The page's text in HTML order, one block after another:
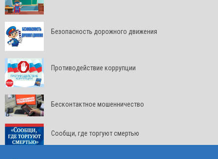
Безопасность дорожного движения
Противодействие коррупции
Бесконтактное мошенничество
Сообщи, где торгуют смертью